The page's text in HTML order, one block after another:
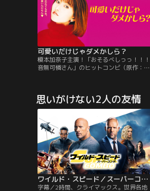
可愛いだけじゃダメかしら？
榎本加奈子主演！「おそるべしっっ！！！
音無可憐さん」のヒットコンビ（原作：鈴
派手好きなゆうこ（榎本加奈子）には、女
友達がほとんどいなく、なかでも同じ短大
のせつこ（山口紗弥加）の自分と同じイケ
イケスタイルが気に入らない。ところが偶
然コンビニですっぴんにジャージ姿という
格好で鉢合わせしてから「私たちって、同
類？」と打ち解けあっていく。ある日、福
引きでサイパン旅行が当選！意気揚々と出
かけた二人だったが…。
思いがけない2人の友情
ワイルド・スピード／スーパーコンボ／字幕
字幕／2時間、クライマックス。世界各地